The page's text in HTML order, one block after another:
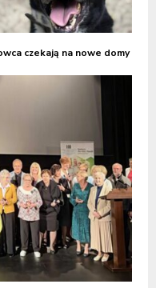
czekają na nowe domy